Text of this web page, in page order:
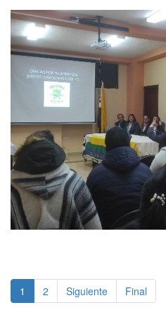
1 2 Siguiente Final